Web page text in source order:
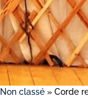
Non classé» Corde